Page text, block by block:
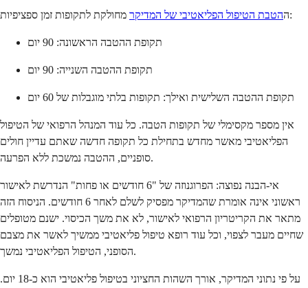
ההטבת הטיפול הפליאטיבי של המדיקר מחולקת לתקופות זמן ספציפיות:
תקופת ההטבה הראשונה: 90 יום
תקופת ההטבה השנייה: 90 יום
תקופת ההטבה השלישית ואילך: תקופות בלתי מוגבלות של 60 יום
אין מספר מקסימלי של תקופות הטבה. כל עוד המנהל הרפואי של הטיפול
הפליאטיבי מאשר מחדש בתחילת כל תקופה חדשה שאתם עדיין חולים
סופניים, ההטבה נמשכת ללא הפרעה.
אי-הבנה נפוצה: הפרוגנוזה של "6 חודשים או פחות" הנדרשת לאישור
ראשוני אינה אומרת שהמדיקר מפסיק לשלם לאחר 6 חודשים. הניסוח הזה
מתאר את הקריטריון הרפואי לאישור, לא את משך הכיסוי. ישנם מטופלים
שחיים מעבר לצפוי, וכל עוד רופא טיפול פליאטיבי ממשיך לאשר את מצבם
הסופני, הטיפול הפליאטיבי נמשך.
על פי נתוני המדיקר, אורך השהות החציוני בטיפול פליאטיבי הוא כ-18 יום.